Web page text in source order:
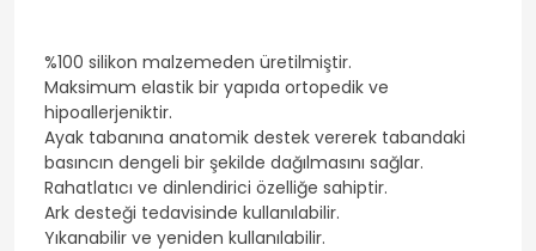
%100 silikon malzemeden üretilmiştir.
Maksimum elastik bir yapıda ortopedik ve
hipoallerjeniktir.
Ayak tabanına anatomik destek vererek tabandaki
basıncın dengeli bir şekilde dağılmasını sağlar.
Rahatlatıcı ve dinlendirici özelliğe sahiptir.
Ark desteği tedavisinde kullanılabilir.
Yıkanabilir ve yeniden kullanılabilir.